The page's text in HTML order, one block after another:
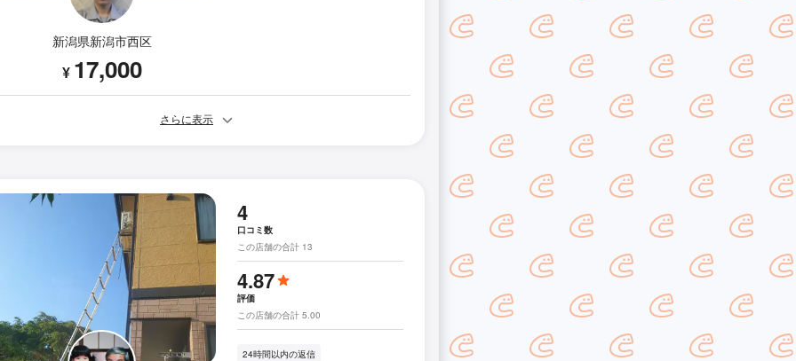
新潟県新潟市西区
¥ 17,000
さらに表示
4
口コミ数
この店舗の合計 13
4.87
評価
この店舗の合計 5.00
24時間以内の返信